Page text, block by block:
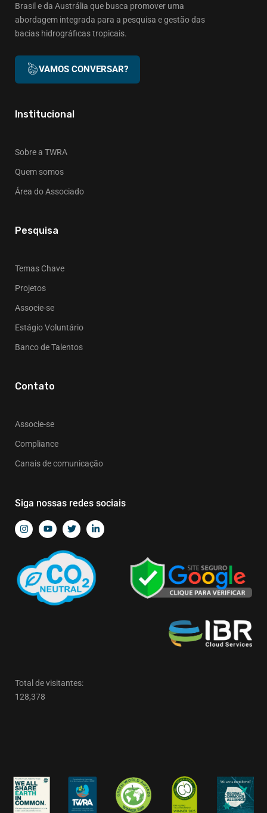
Brasil e da Austrália que busca promover uma
abordagem integrada para a pesquisa e gestão das
bacias hidrográficas tropicais.
VAMOS CONVERSAR?
Institucional
Sobre a TWRA
Quem somos
Área do Associado
Pesquisa
Temas Chave
Projetos
Associe-se
Estágio Voluntário
Banco de Talentos
Contato
Associe-se
Compliance
Canais de comunicação
Siga nossas redes sociais
Total de visitantes:
128,378